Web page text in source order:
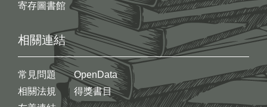
寄存圖書館
相關連結
常見問題
相關法規
OpenData
得獎書目